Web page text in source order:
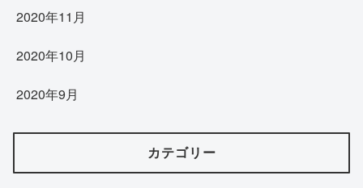
2020年11月
2020年10月
2020年9月
カテゴリー